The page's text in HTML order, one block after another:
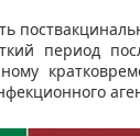
период